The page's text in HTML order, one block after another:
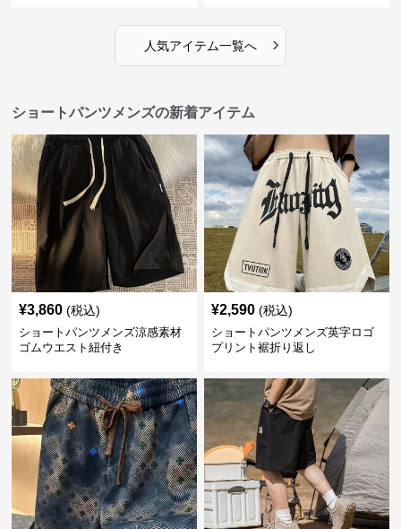
人気アイテム一覧へ ›
ショートパンツメンズの新着アイテム
¥3,860 (税込)
ショートパンツメンズ涼感素材
ゴムウエスト紐付き
¥2,590 (税込)
ショートパンツメンズ英字ロゴ
プリント裾折り返し